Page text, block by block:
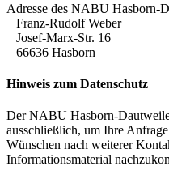
Adresse des NABU Hasborn-
Franz-Rudolf Weber
Josef-Marx-Str. 16
66636 Hasborn
Hinweis zum Datenschutz
Der NABU Hasborn-
ausschließlich, um Ihre
Wünschen nach weiterer
Informationsmaterial